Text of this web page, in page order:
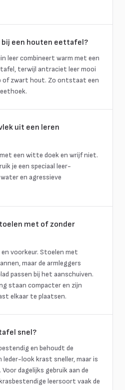
bij een houten eettafel?
leer combineert warm met een
terwijl antraciet leer mooi
of zwart hout. Zo ontstaat een
uit een leren
een witte doek en wrijf niet.
je een speciaal leer-
en agressieve
met of zonder
voorkeur. Stoelen met
maar de armleggers
passen bij het aanschuiven.
staan compacter en zijn
elkaar te plaatsen.
snel?
en behoudt de
look krast sneller, maar is
dagelijks gebruik aan de
leersoort vaak de